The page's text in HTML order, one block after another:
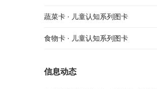
蔬菜卡 · 儿童认知系列图卡
食物卡 · 儿童认知系列图卡
信息动态